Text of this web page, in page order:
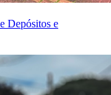
Depósitos e